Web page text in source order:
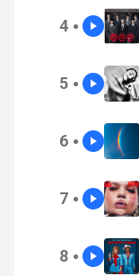
4 ●
5 ●
6 ●
7 ●
8 ●